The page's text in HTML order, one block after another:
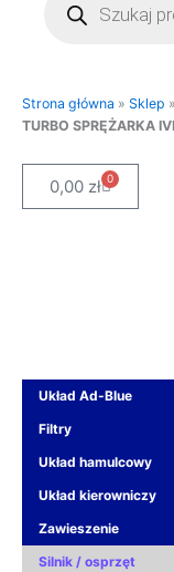
produktów
Strona główna » Sklep »
TURBO SPRĘŻARKA
0,00 zł 0
Cart
Układ Ad-Blue
Filtry
Układ hamulcowy
Układ kierowniczy
Zawieszenie
Silnik / osprzęt